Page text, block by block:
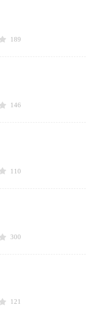
189
146
110
300
121